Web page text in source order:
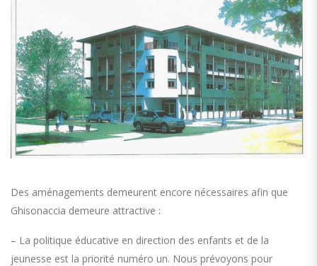
Des aménagements demeurent encore nécessaires afin que
Ghisonaccia demeure attractive :
– La politique éducative en direction des enfants et de la
jeunesse est la priorité numéro un. Nous prévoyons pour